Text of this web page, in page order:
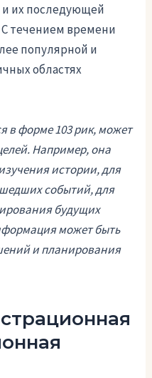
их последующей
течением времени
популярной и
областях
в форме 103 рик, может
Например, она
истории, для
событий, для
будущих
может быть
и планирования